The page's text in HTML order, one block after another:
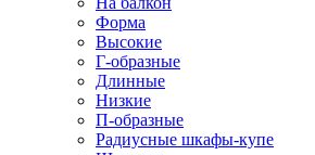
Форма
Высокие
Г-образные
Длинные
Низкие
П-образные
Радиусные шкафы-купе